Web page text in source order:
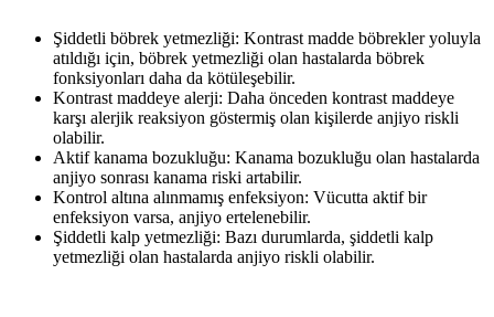
Şiddetli böbrek yetmezliği: Kontrast madde böbrekler yoluyla
atıldığı için, böbrek yetmezliği olan hastalarda böbrek
fonksiyonları daha da kötüleşebilir.
Kontrast maddeye alerji: Daha önceden kontrast maddeye
karşı alerjik reaksiyon göstermiş olan kişilerde anjiyo riskli
olabilir.
Aktif kanama bozukluğu: Kanama bozukluğu olan hastalarda
anjiyo sonrası kanama riski artabilir.
Kontrol altına alınmamış enfeksiyon: Vücutta aktif bir
enfeksiyon varsa, anjiyo ertelenebilir.
Şiddetli kalp yetmezliği: Bazı durumlarda, şiddetli kalp
yetmezliği olan hastalarda anjiyo riskli olabilir.